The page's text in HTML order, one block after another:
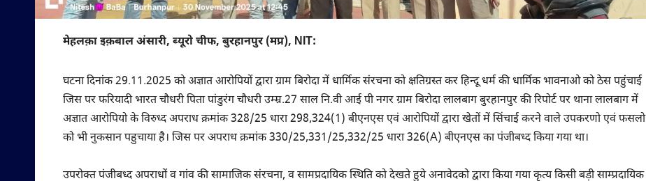
मेहलक़ा इक़बाल अंसारी, ब्यूरो चीफ, बुरहानपुर (मप्र), NIT:
घटना दिनांक 29.11.2025 को अज्ञात आरोपियों द्वारा ग्राम बिरोदा में धार्मिक संरचना को क्षतिग्रस्त कर हिन्दू धर्म की धार्मिक भावनाओ को ठेस पहुंचाई
जिस पर फरियादी भारत चौधरी पिता पांडुरंग चौधरी उम्म्र.27 साल नि.वी आई पी नगर ग्राम बिरोदा लालबाग बुरहानपुर की रिपोर्ट पर थाना लालबाग में
अज्ञात आरोपियो के विरुध्द अपराध क्रमांक 328/25 धारा 298,324(1) बीएनएस एवं आरोपियों द्वारा खेतों में सिंचाई करने वाले उपकरणो एवं फसलो
को भी नुकसान पहुचाया है। जिस पर अपराध क्रमांक 330/25,331/25,332/25 धारा 326(A) बीएनएस का पंजीबध्द किया गया था।
उपरोक्त पंजीबध्द अपराधों व गांव की सामाजिक संरचना, व सामप्रदायिक स्थिति को देखते हुये अनावेदको द्वारा किया गया कृत्य किसी बड़ी साम्प्रदायिक